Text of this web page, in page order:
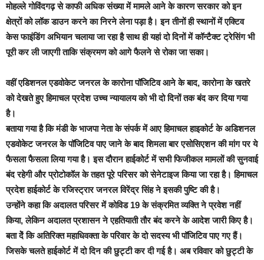
मोहल्ले गोविंदगढ़ से काफी अधिक संख्या में मामले आने के कारण सरकार को इन
क्षेत्रों को लॉक डाउन करने का निरने लेना पड़ा है। इन तीनों ही स्थानों में एक्टिव
केस फाइंडिंग अभियान चलाया जा रहा है साथ ही यहां दो दिनों में कॉन्टैक्ट ट्रेसिंग भी
पूरी कर ली जाएगी ताकि संक्रमण को आगे फैलने से रोका जा सका।
वहीं एडिशनल एडवोकेट जनरल के कारोना पॉजिटिव आने के बाद, कारोना के खतरे
को देखते हुए हिमाचल प्रदेश उच्च न्यायालय को भी दो दिनों तक बंद कर दिया गया
है।
बताया गया है कि मंडी के भाजपा नेता के संपर्क में आए हिमाचल हाइकोर्ट के अडिशनल
एडवोकेट जनरल के पॉजिटिव पाए जाने के बाद शिमला बार एसोसिएशन की मांग पर ये
फैसला फैसला लिया गया है। इस दौरान हाईकोर्ट में सभी फिजीकल मामलों की सुनवाई
बंद रहेगी और प्रोटोकॉल के तहत पूरे परिसर को सेनेटाइज किया जा रहा है। हिमाचल
प्रदेश हाईकोर्ट के रजिस्ट्रार जनरल विरेंद्र सिंह ने इसकी पुष्टि की है।
उन्होंने कहा कि अदालत परिसर में कोविड 19 के संक्रमित व्यक्ति ने प्रवेश नहीं
किया, लेकिन अदालत प्रशासन ने एहतियाती तौर बंद करने के आदेश जारी किए है।
बता देें कि अतिरिक्त महाधिवक्ता के परिवार के दो सदस्य भी पॉजिटिव पाए गए हैं।
जिसके चलते हाईकोर्ट में दो दिन की छुट्टी कर दी गई है। अब रविवार को छुट्टी के